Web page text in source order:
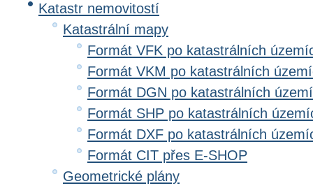
Katastr nemovitostí
Katastrální mapy
Formát VFK po katastrálních
Formát VKM po katastrálních
Formát DGN po katastrálních
Formát SHP po katastrálních
Formát DXF po katastrálních
Formát CIT přes E-SHOP
Geometrické plány